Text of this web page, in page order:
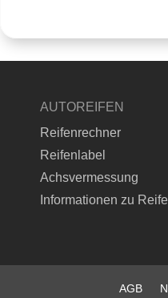
AUTOREIFEN
Reifenrechner
Reifenlabel
Achsvermessung
Informationen zu
AGB